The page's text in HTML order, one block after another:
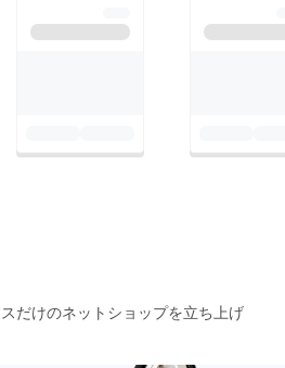
だけのネットショップを立ち上げ